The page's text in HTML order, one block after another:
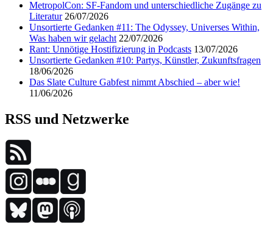
MetropolCon: SF-Fandom und unterschiedliche Zugänge zu
Literatur 26/07/2026
Unsortierte Gedanken #11: The Odyssey, Universes Within,
Was haben wir gelacht 22/07/2026
Rant: Unnötige Hostifizierung in Podcasts 13/07/2026
Unsortierte Gedanken #10: Partys, Künstler, Zukunftsfragen
18/06/2026
Das Slate Culture Gabfest nimmt Abschied – aber wie!
11/06/2026
RSS und Netzwerke